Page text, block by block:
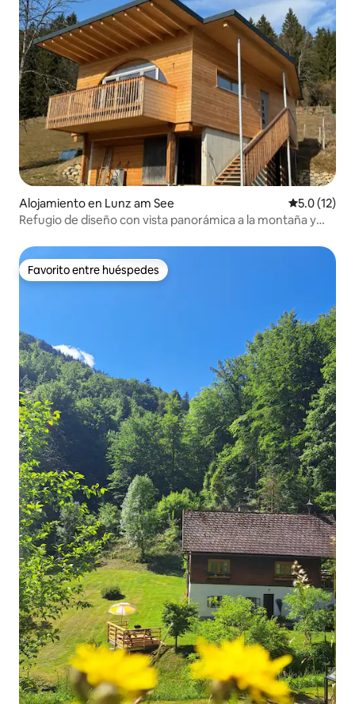
Alojamiento en Lunz am See Calificación
5.0 (12)
Refugio de diseño con vista panorámica a la montaña y
Favorito entre huéspedes
Favorito entre huéspedes